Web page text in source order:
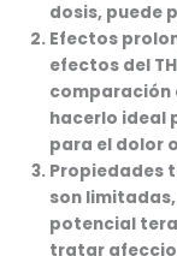
dosis, puede
Efectos
efectos del
comparación
hacerlo ideal
para el dolor
Propiedades
son limitadas,
potencial
tratar